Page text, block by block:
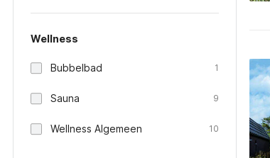
Wellness
Bubbelbad 1
Sauna 9
Wellness Algemeen 10